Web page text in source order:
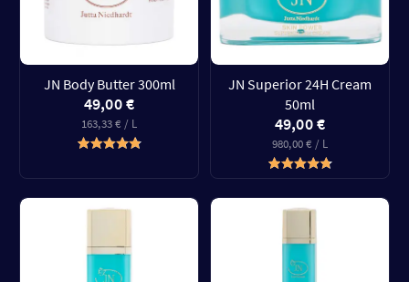
JN Body Butter 300ml
49,00 €
163,33 € / L
JN Superior 24H Cream
50ml
49,00 €
980,00 € / L